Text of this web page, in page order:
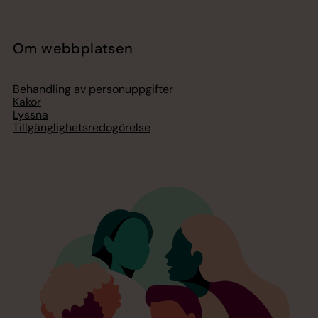
Om webbplatsen
Behandling av personuppgifter
Kakor
Lyssna
Tillgänglighetsredogörelse